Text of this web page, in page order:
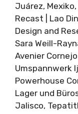
Juárez,
Recast | Lao
Design and
Sara Weill-
Avenier
Umspannwerk
Powerhouse
Lager und
Jalisco,